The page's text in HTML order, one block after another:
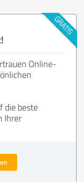
Online-
die beste
Ihrer